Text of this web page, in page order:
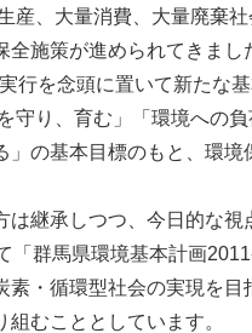
産、大量消費、大量廃棄
施策が進められてきまし
行を念頭に置いて新たな
守り、育む」「環境への負
」の基本目標のもと、環
継承しつつ、今日的な視
群馬県環境基本計画
・循環型社会の実現を目
むこととしています。